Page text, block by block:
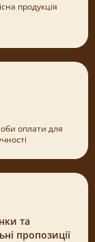
продукція
оплати для
та
пропозиції